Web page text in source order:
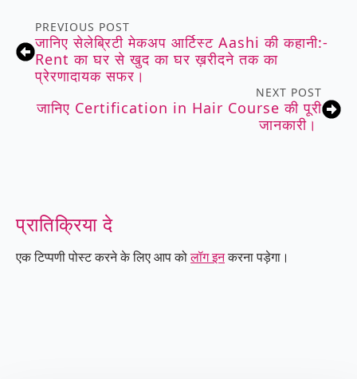
PREVIOUS POST
जानिए सेलेब्रिटी मेकअप आर्टिस्ट Aashi की कहानी:-
Rent का घर से खुद का घर ख़रीदने तक का
प्रेरणादायक सफर।
NEXT POST
जानिए Certification in Hair Course की पूरी
जानकारी।
प्रातिक्रिया दे
एक टिप्पणी पोस्ट करने के लिए आप कोलॉग इनकरना पड़ेगा।